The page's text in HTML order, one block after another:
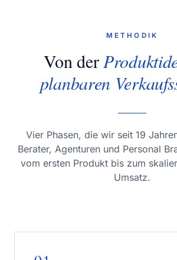
METHODIK
Von der
planbaren
Vier Phasen, die wir seit 19
Berater, Agenturen und Personal
vom ersten Produkt bis zum
Umsatz.